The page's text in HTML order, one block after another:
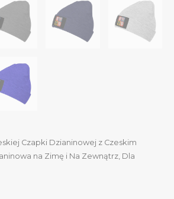
Czapki Dzianinowej z Czeskim
na Zimę i Na Zewnątrz, Dla